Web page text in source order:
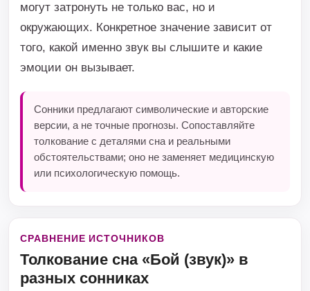
могут затронуть не только вас, но и
окружающих. Конкретное значение зависит от
того, какой именно звук вы слышите и какие
эмоции он вызывает.
Сонники предлагают символические и авторские
версии, а не точные прогнозы. Сопоставляйте
толкование с деталями сна и реальными
обстоятельствами; оно не заменяет медицинскую
или психологическую помощь.
СРАВНЕНИЕ ИСТОЧНИКОВ
Толкование сна «Бой (звук)» в
разных сонниках